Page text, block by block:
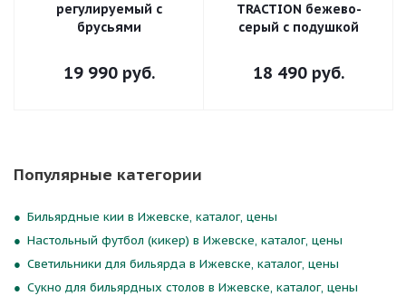
регулируемый с
брусьями
19 990 руб.
TRACTION бежево-
серый с подушкой
18 490 руб.
Популярные категории
Бильярдные кии в Ижевске, каталог, цены
Настольный футбол (кикер) в Ижевске, каталог, цены
Светильники для бильярда в Ижевске, каталог, цены
Сукно для бильярдных столов в Ижевске, каталог, цены